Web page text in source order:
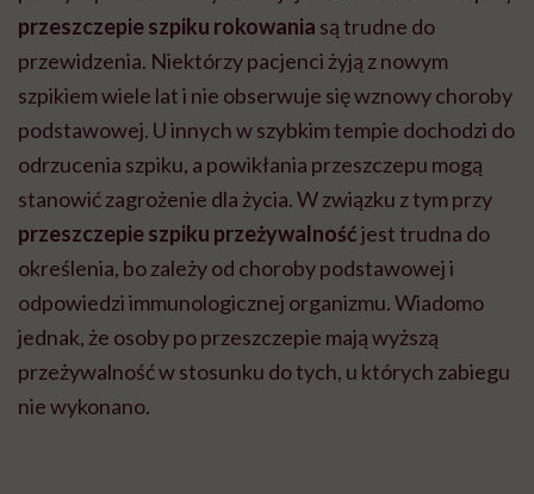
przeszczepie szpiku rokowania są trudne do
przewidzenia. Niektórzy pacjenci żyją z nowym
szpikiem wiele lat i nie obserwuje się wznowy choroby
podstawowej. U innych w szybkim tempie dochodzi do
odrzucenia szpiku, a powikłania przeszczepu mogą
stanowić zagrożenie dla życia. W związku z tym przy
przeszczepie szpiku przeżywalnośćjest trudna do
określenia, bo zależy od choroby podstawowej i
odpowiedzi immunologicznej organizmu. Wiadomo
jednak, że osoby po przeszczepie mają wyższą
przeżywalność w stosunku do tych, u których zabiegu
nie wykonano.